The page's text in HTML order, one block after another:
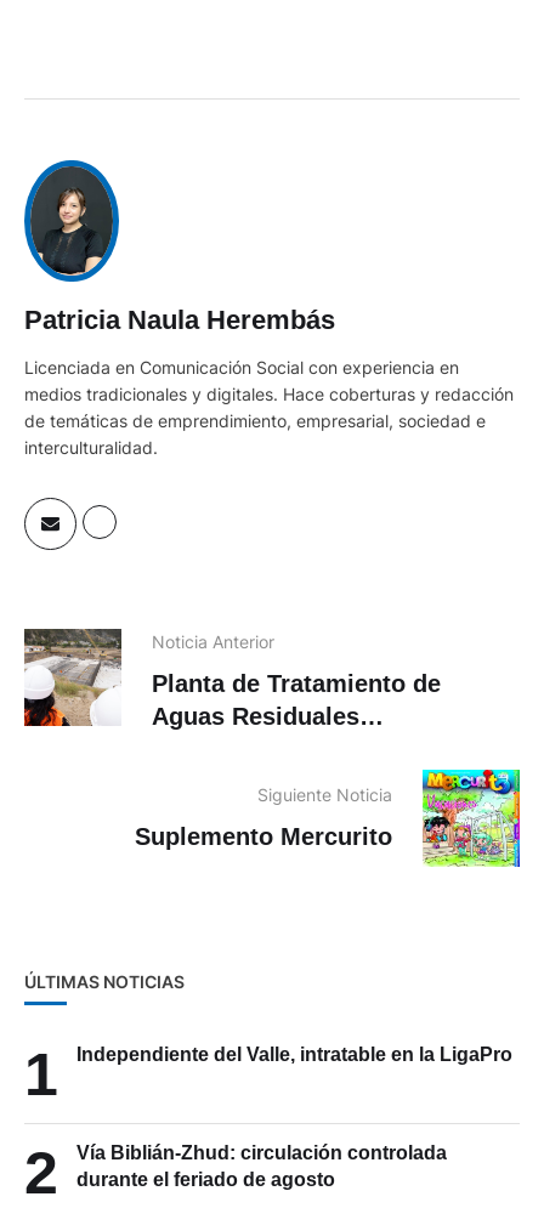
Patricia Naula Herembás
Licenciada en Comunicación Social con experiencia en
medios tradicionales y digitales. Hace coberturas y redacción
de temáticas de emprendimiento, empresarial, sociedad e
interculturalidad.
Noticia Anterior
Planta de Tratamiento de
Aguas Residuales
avance en construcción
Siguiente Noticia
Suplemento Mercurito
ÚLTIMAS NOTICIAS
1 Independiente del Valle, intratable en la LigaPro
2
Vía Biblián-Zhud: circulación controlada
durante el feriado de agosto